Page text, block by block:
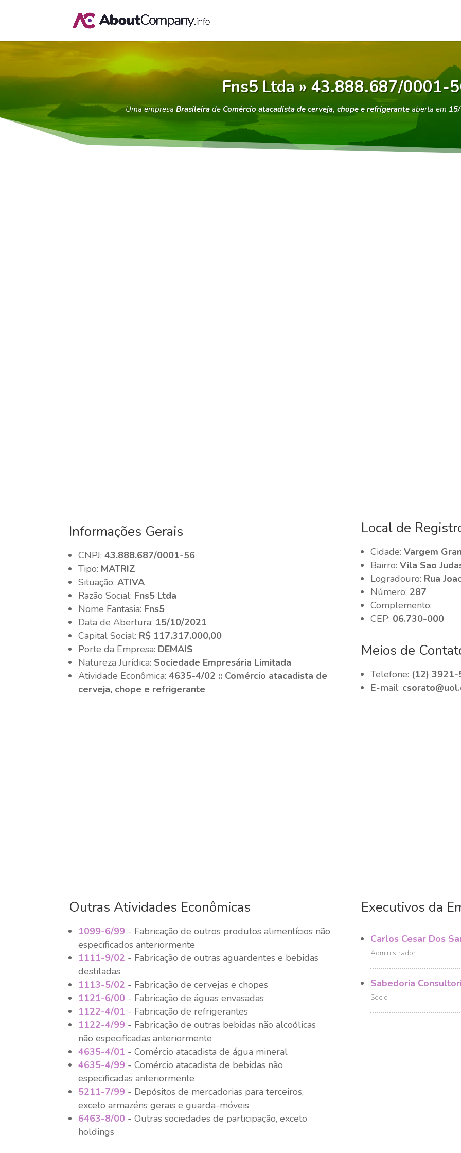
Fns5 Ltda » 43.888.687/0001-
Uma empresa Brasileira de Comércio atacadista de cerveja, chope e refrigeranteaberta em
Informações Gerais
CNPJ:43.888.687/0001-56
Tipo: MATRIZ
Situação:ATIVA
Razão Social: Fns5 Ltda
Nome Fantasia: Fns5
Data de Abertura: 15/10/2021
Capital Social: R$ 117.317.000,00
Porte da Empresa: DEMAIS
Natureza Jurídica: Sociedade Empresária Limitada
Atividade Econômica:4635-4/02 :: Comércio atacadista de
cerveja, chope e refrigerante
Local de
Cidade: Vargem
Bairro: Vila Sao
Logradouro: Rua
Número: 287
Complemento:
CEP: 06.730-000
Meios de
Telefone: (12) 3921-
E-mail:
Outras Atividades Econômicas
1099-6/99 - Fabricação de outros produtos alimentícios não
especificados anteriormente
1111-9/02 - Fabricação de outras aguardentes e bebidas
destiladas
1113-5/02 - Fabricação de cervejas e chopes
1121-6/00 - Fabricação de águas envasadas
1122-4/01 - Fabricação de refrigerantes
1122-4/99 - Fabricação de outras bebidas não alcoólicas
não especificadas anteriormente
4635-4/01 - Comércio atacadista de água mineral
4635-4/99 - Comércio atacadista de bebidas não
especificadas anteriormente
5211-7/99 - Depósitos de mercadorias para terceiros,
exceto armazéns gerais e guarda-móveis
6463-8/00 - Outras sociedades de participação, exceto
holdings
Executivos da
Carlos Cesar Dos
Administrador
Sabedoria
Sócio